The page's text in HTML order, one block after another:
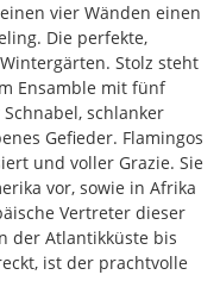
vier Wänden einen
Die perfekte,
Stolz steht
Ensamble mit fünf
schlanker
Gefieder. Flamingos
und voller Grazie. Sie
vor, sowie in Afrika
Vertreter dieser
der Atlantikküste bis
ist der prachtvolle